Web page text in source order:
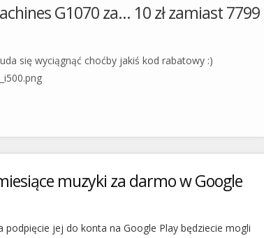
G1070 za... 10 zł zamiast 7799
się wyciągnąć choćby jakiś kod rabatowy :)
muzyki za darmo w Google
podpięcie jej do konta na Google Play będziecie mogli